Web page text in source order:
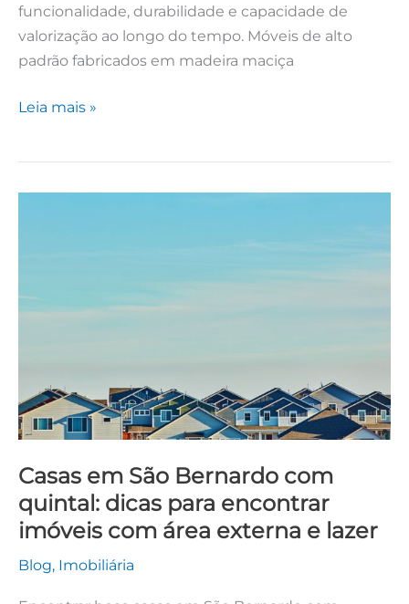
funcionalidade, durabilidade e capacidade de
valorização ao longo do tempo. Móveis de alto
padrão fabricados em madeira maciça
Leia mais »
Casas em São Bernardo com
quintal: dicas para encontrar
imóveis com área externa e lazer
Blog, Imobiliária
com
encontrar
imóveis
área
externa
e